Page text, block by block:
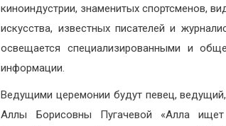
киноиндустрии, знаменитых спортсменов,
искусства, известных писателей и
освещается специализированными и
информации.
Ведущими церемонии будут певец,
Аллы Борисовны Пугачевой «Алла ищет